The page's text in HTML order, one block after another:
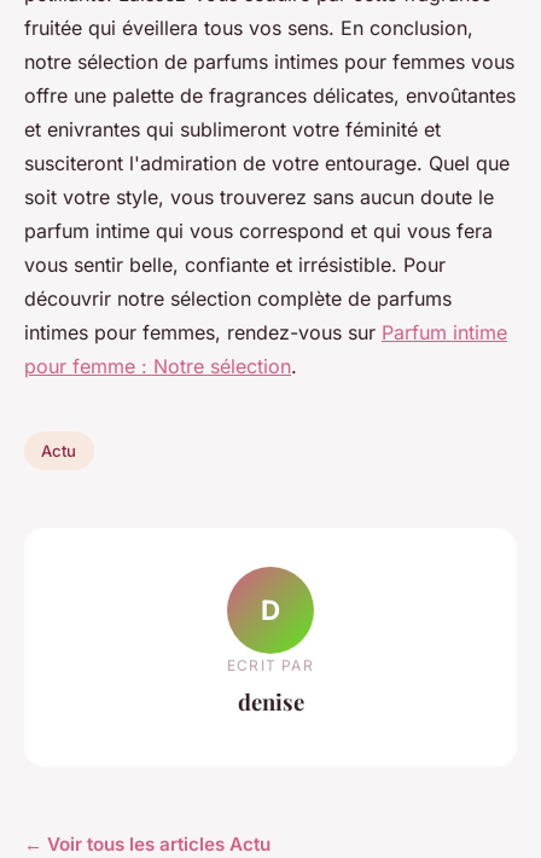
fruitée qui éveillera tous vos sens. En conclusion,
notre sélection de parfums intimes pour femmes vous
offre une palette de fragrances délicates, envoûtantes
et enivrantes qui sublimeront votre féminité et
susciteront l'admiration de votre entourage. Quel que
soit votre style, vous trouverez sans aucun doute le
parfum intime qui vous correspond et qui vous fera
vous sentir belle, confiante et irrésistible. Pour
découvrir notre sélection complète de parfums
intimes pour femmes, rendez-vous sur Parfum intime
pour femme : Notre sélection.
Actu
D
ECRIT PAR
denise
← Voir tous les articles Actu